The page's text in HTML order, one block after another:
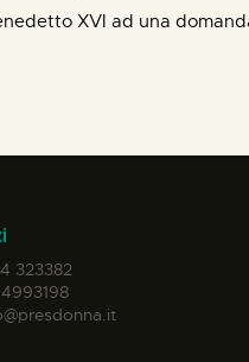
XVI ad una
323382
4993198